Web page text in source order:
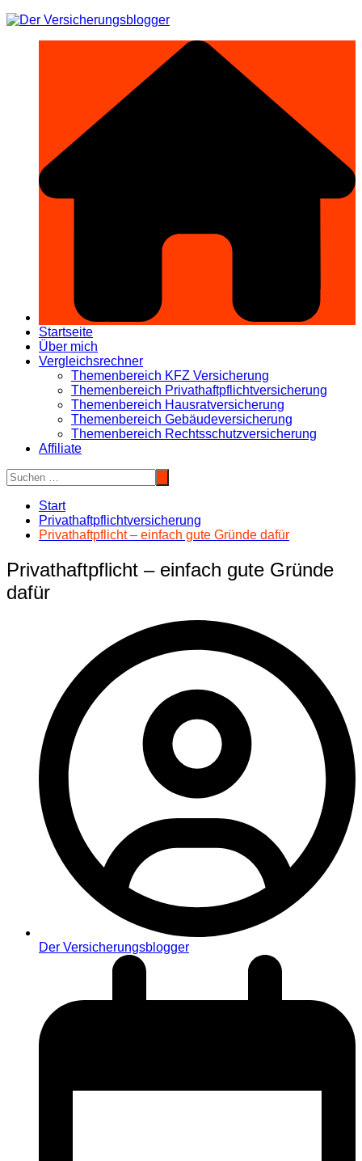
Zum
Startseite
Über mich
Vergleichsrechner
Themenbereich KFZ Versicherung
Themenbereich Privathaftpflichtversicherung
Themenbereich Hausratversicherung
Themenbereich Gebäudeversicherung
Themenbereich Rechtsschutzversicherung
Affiliate
Start
Privathaftpflichtversicherung
Privathaftpflicht – einfach gute Gründe dafür
Privathaftpflicht – einfach gute Gründe
dafür
Der Versicherungsblogger